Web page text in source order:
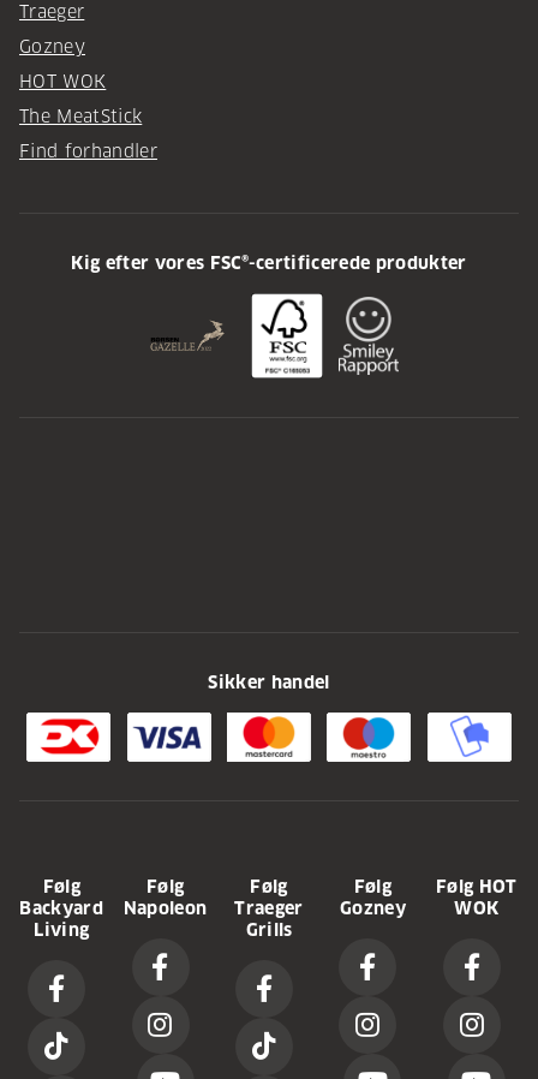
Traeger
Gozney
HOT WOK
The MeatStick
Find forhandler
Kig efter vores FSC®-certificerede produkter
Sikker handel
Følg
Backyard
Living
Følg
Napoleon
Følg
Traeger
Grills
Følg
Gozney
Følg HOT
WOK